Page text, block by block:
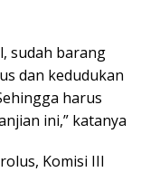
sudah barang
dan kedudukan
harus
ini,” katanya
Komisi III